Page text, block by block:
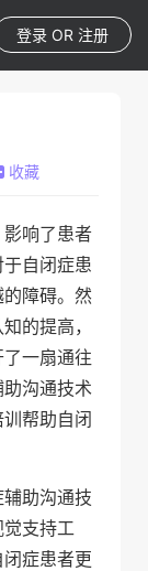
登录 OR 注册
收藏
响了患者
自闭症患
障碍。然
的提高，
一扇通往
沟通技术
帮助自闭
助沟通技
支持工
症患者更